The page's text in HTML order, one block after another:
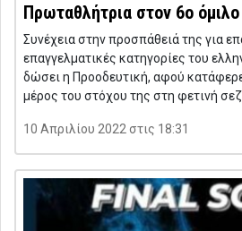
Πρωταθλήτρια στον 6ο
Συνέχεια στην προσπάθειά της για
επαγγελματικές κατηγορίες του
δώσει η Προοδευτική, αφού
μέρος του στόχου της στη φετινή
10 Απριλίου 2022 στις 18:31